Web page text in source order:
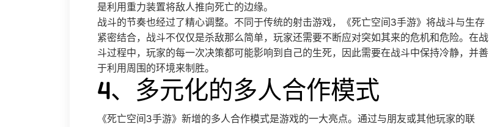
是利用重力装置将敌人推向死亡的边缘。
战斗的节奏也经过了精心调整。不同于传统的射击游戏，《死亡空间3手游》将战斗与生存
紧密结合，战斗不仅仅是杀敌那么简单，玩家还需要不断应对突如其来的危机和危险。在战
斗过程中，玩家的每一次决策都可能影响到自己的生死，因此需要在战斗中保持冷静，并善
于利用周围的环境来制胜。
4、多元化的多人合作模式
《死亡空间3手游》新增的多人合作模式是游戏的一大亮点。通过与朋友或其他玩家的联